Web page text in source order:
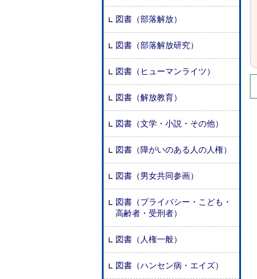
図書（部落解放）
図書（部落解放研究）
図書（ヒューマンライツ）
図書（解放教育）
図書（文学・小説・その他）
図書（障がいのある人の人権）
図書（男女共同参画）
図書（プライバシー・こども・
高齢者・受刑者）
図書（人権一般）
図書（ハンセン病・エイズ）